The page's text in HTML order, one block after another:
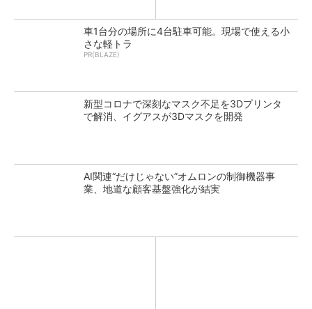
車1台分の場所に4台駐車可能。現場で使える小
さな軽トラ
PR(BLAZE)
新型コロナで深刻なマスク不足を3Dプリンタ
で解消、イグアスが3Dマスクを開発
AI関連“だけじゃない”オムロンの制御機器事
業、地道な顧客基盤強化が結実